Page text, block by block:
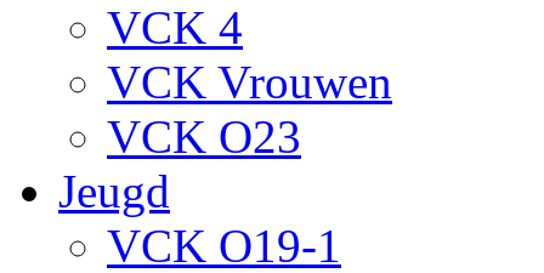
VCK 4
VCK Vrouwen
VCK O23
Jeugd
VCK O19-1